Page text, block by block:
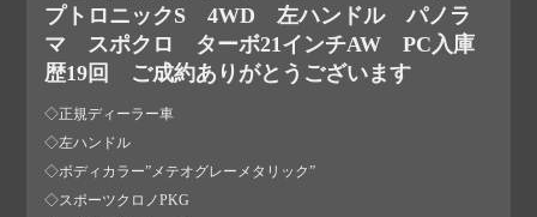
プトロニックS 4WD 左ハンドル パノラ
マ スポクロ ターボ21インチAW PC入庫
歴19回 ご成約ありがとうございます
◇正規ディーラー車
◇左ハンドル
◇ボディカラー”メテオグレーメタリック”
◇スポーツクロノPKG